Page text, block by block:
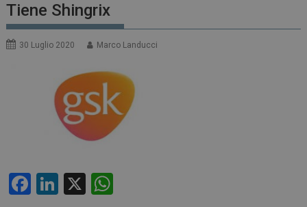
Tiene Shingrix
30 Luglio 2020 Marco Landucci
F
Li X